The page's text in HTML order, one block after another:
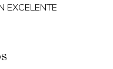
EXCELENTE